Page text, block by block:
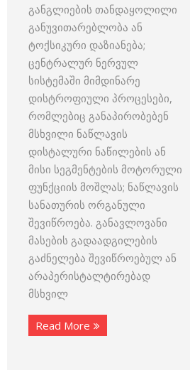
განგლიების თანდაყოლილი
განუვითარებლობა ან
ტოქსიკური დაზიანება;
ცენტრალურ ნერვულ
სისტემაში მიმდინარე
დისტროფიული პროცესები,
რომლებიც განაპირობებენ
მსხვილი ნაწლავის
დისტალური ნაწილების ან
მისი სეგმენტების მოტორული
ფუნქციის მოშლას; ნაწლავის
სანათურის ორგანული
შევიწროება. განავლოვანი
მასების გადაადგილების
გაძნელება შევიწროებულ ან
არაპერისტალტირებად
მსხვილ
Read More